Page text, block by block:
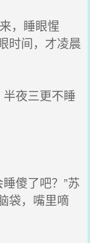
，睡眼惺
时间，才凌晨
夜三更不睡
傻了吧？”苏
袋，嘴里嘀